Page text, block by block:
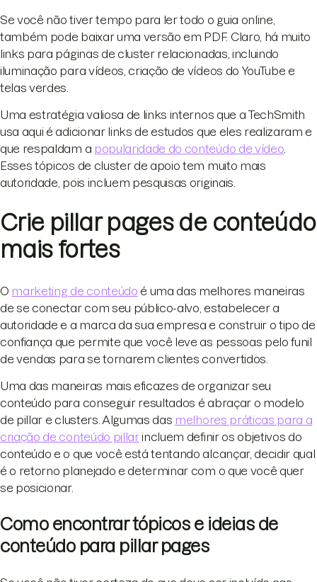
Se você não tiver tempo para ler todo o guia online,
também pode baixar uma versão em PDF. Claro, há muito
links para páginas de cluster relacionadas, incluindo
iluminação para vídeos, criação de vídeos do YouTube e
telas verdes.
Uma estratégia valiosa de links internos que a TechSmith
usa aqui é adicionar links de estudos que eles realizaram e
que respaldam a popularidade do conteúdo de vídeo
Esses tópicos de cluster de apoio tem muito mais
autoridade, pois incluem pesquisas originais.
Crie pillar pages de conteúdo
mais fortes
O marketing de conteúdo é uma das melhores maneiras
de se conectar com seu público-alvo, estabelecer a
autoridade e a marca da sua empresa e construir o tipo de
confiança que permite que você leve as pessoas pelo funil
de vendas para se tornarem clientes convertidos.
Uma das maneiras mais eficazes de organizar seu
conteúdo para conseguir resultados é abraçar o modelo
de pillar e clusters. Algumas das melhores práticas para a
criação de conteúdo pillarincluem definir os objetivos do
conteúdo e o que você está tentando alcançar, decidir qual
é o retorno planejado e determinar com o que você quer
se posicionar.
Como encontrar tópicos e ideias de
conteúdo para pillar pages